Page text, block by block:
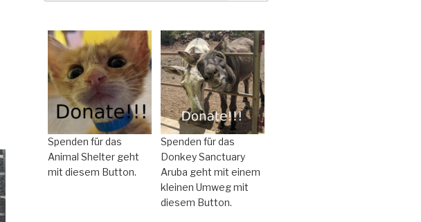
Spenden für das
Animal Shelter geht
mit diesem Button.
Spenden für das
Donkey Sanctuary
Aruba geht mit einem
kleinen Umweg mit
diesem Button.